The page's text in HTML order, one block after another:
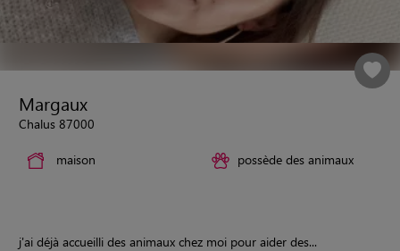
Margaux
Chalus 87000
maison possède des animaux
j'ai déjà accueilli des animaux chez moi pour aider des...